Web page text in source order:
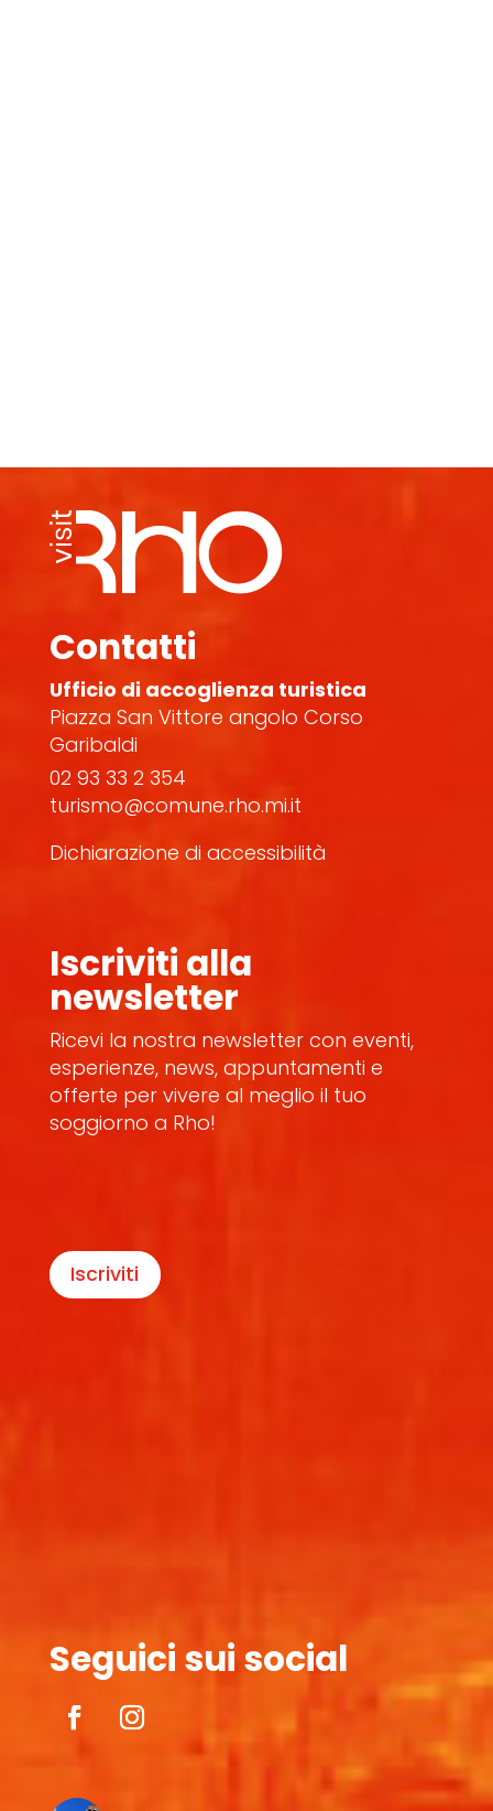
Contatti
Ufficio di accoglienza turistica
Piazza San Vittore angolo Corso
Garibaldi
02 93 33 2 354
turismo@comune.rho.mi.it
Dichiarazione di accessibilità
Iscriviti alla
newsletter
Ricevi la nostra newsletter con eventi,
esperienze, news, appuntamenti e
offerte per vivere al meglio il tuo
soggiorno a Rho!
Iscriviti
Seguici sui social